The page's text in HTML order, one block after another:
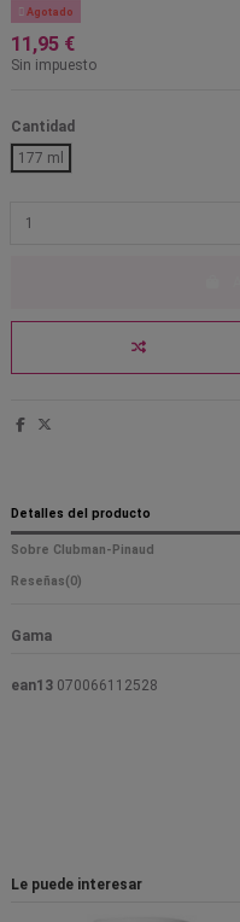
 Agotado
11,95 €
Sin impuesto
Cantidad
177 ml
Detalles del producto
Sobre Clubman-Pinaud
Reseñas(0)
Gama
ean13 070066112528
Le puede interesar